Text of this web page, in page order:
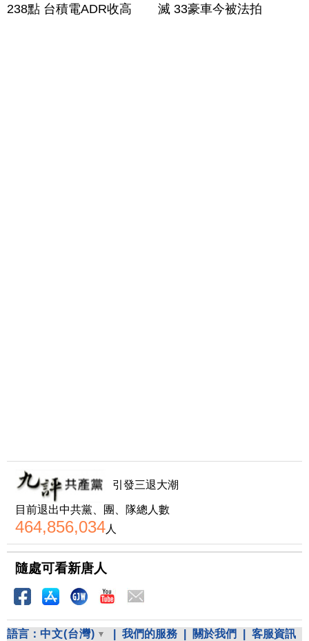
238點 台積電ADR收高
滅 33豪車今被法拍
引發三退大潮
目前退出中共黨、團、隊總人數
464,856,034人
隨處可看新唐人
語言： 中文(台灣) 我們的服務 關於我們 客服資訊